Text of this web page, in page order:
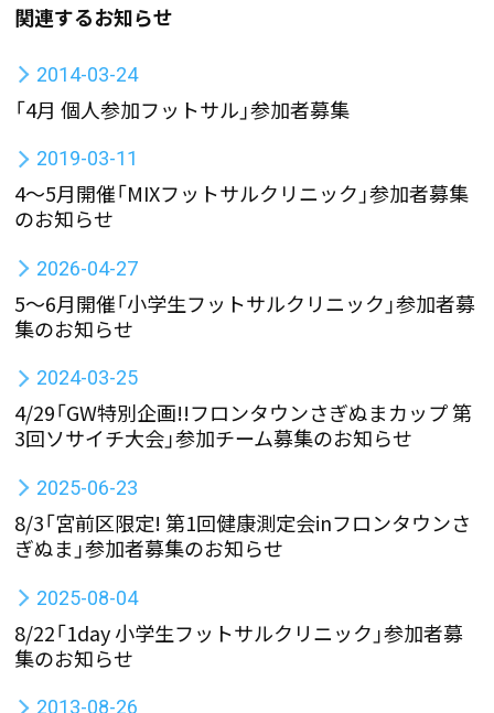
関連するお知らせ
2014-03-24
「4月 個人参加フットサル」参加者募集
2019-03-11
4～5月開催「MIXフットサルクリニック」参加者募集
のお知らせ
2026-04-27
5～6月開催「小学生フットサルクリニック」参加者募
集のお知らせ
2024-03-25
4/29「GW特別企画!!フロンタウンさぎぬまカップ 第
3回ソサイチ大会」参加チーム募集のお知らせ
2025-06-23
8/3「宮前区限定! 第1回健康測定会inフロンタウンさ
ぎぬま」参加者募集のお知らせ
2025-08-04
8/22「1day 小学生フットサルクリニック」参加者募
集のお知らせ
2013-08-26